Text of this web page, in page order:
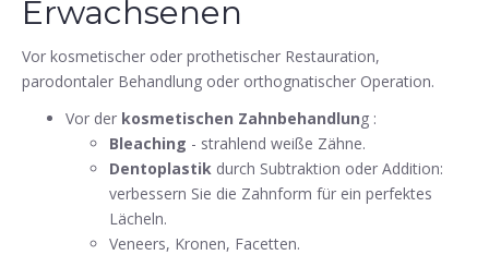
Erwachsenen
Vor kosmetischer oder prothetischer Restauration,
parodontaler Behandlung oder orthognatischer Operation.
Vor der kosmetischen Zahnbehandlung :
Bleaching - strahlend weiße Zähne.
Dentoplastik durch Subtraktion oder Addition:
verbessern Sie die Zahnform für ein perfektes
Lächeln.
Veneers, Kronen, Facetten.